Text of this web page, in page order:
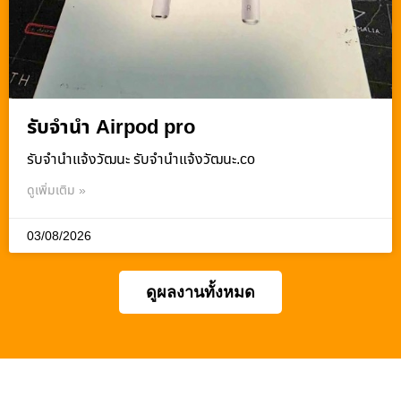
รับจำนำ Airpod pro
รับจํานําแจ้งวัฒนะ รับจํานําแจ้งวัฒนะ.co
ดูเพิ่มเติม »
03/08/2026
ดูผลงานทั้งหมด